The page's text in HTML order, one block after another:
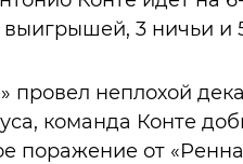
выигрышей, 3 ничьи и
провел неплохой
команда Конте
поражение от